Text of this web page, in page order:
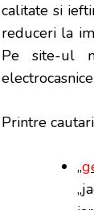
calitate si
reduceri la
Pe site-ul
Printre
„